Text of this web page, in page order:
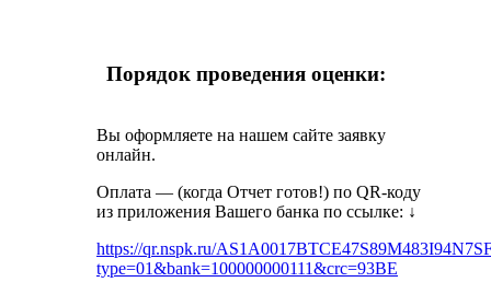
Порядок проведения оценки:
Вы оформляете на нашем сайте заявку
онлайн.
Оплата — (когда Отчет готов!) по QR-коду
из приложения Вашего банка по ссылке: ↓
https://qr.nspk.ru/
type=01&bank=100000000111&crc=93BE